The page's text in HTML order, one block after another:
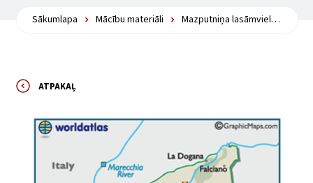
Sākumlapa Mācību materiāli Mazputniņa lasāmviela: Pundurvalstis
ATPAKAĻ